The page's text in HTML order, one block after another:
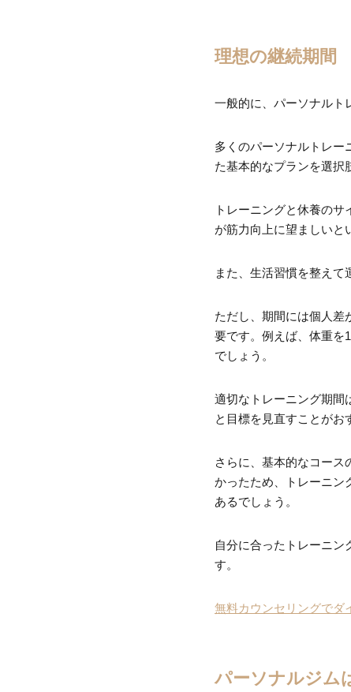
理想の継続期間
一般的に、パーソナルト
多くのパーソナルトレー
た基本的なプランを選択
トレーニングと休養の
が筋力向上に望ましいと
また、生活習慣を整えて
ただし、期間には個人差
要です。例えば、体重を
でしょう。
適切なトレーニング期間
と目標を見直すことがお
さらに、基本的なコース
かったため、トレーニン
あるでしょう。
自分に合ったトレーニ
す。
無料カウンセリングでダ
パーソナルジム